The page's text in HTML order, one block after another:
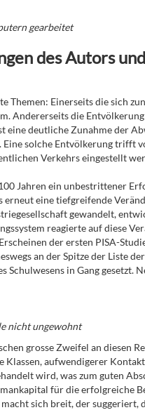
gearbeitet
des Autors
Themen: Einerseits die sich
Andererseits die
eine deutliche Zunahme der
solche Entvölkerung trifft
Verkehrs eingestellt
Jahren ein unbestrittener
erneut eine tiefgreifende
gewandelt,
reagierte auf diese
der ersten PISA-
an der Spitze der Liste
Schulwesens in Gang
nicht ungewohnt
grosse Zweifel an diesen
Klassen, aufwendigerer
wird, was zum guten
für die erfolgreiche
sich breit, der